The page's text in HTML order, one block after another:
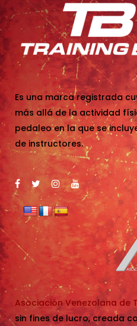
Es una marca registrada
más allá de la actividad
pedaleo en la que se
de instructores.
Asociación Venezolana de
sin fines de lucro, creada